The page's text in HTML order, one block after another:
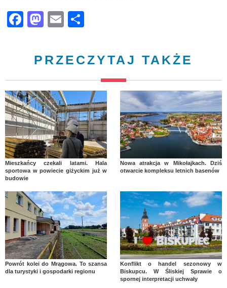
Facebook
Mastodon
Email
PRZECZYTAJ TAKŻE
Mieszkańcy czekali latami. Hala
sportowa w powiecie giżyckim już w
budowie
Nowa atrakcja w Mikołajkach. Dziś
otwarcie kompleksu letnich basenów
Powrót kolei do Mrągowa. To szansa
dla turystyki i gospodarki regionu
Konflikt o handel sezonowy w
Biskupcu. W Śliskiej Sprawie o
spornej interpretacji uchwały